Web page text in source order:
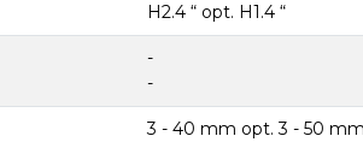
H2.4 “ opt. H1.4 “
-
-
3 - 40 mm opt. 3 - 50